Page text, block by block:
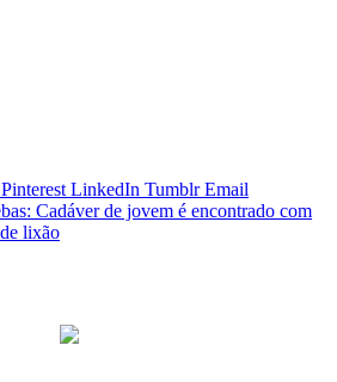
Pinterest LinkedIn Tumblr Email
Cadáver de jovem é encontrado com
lixão